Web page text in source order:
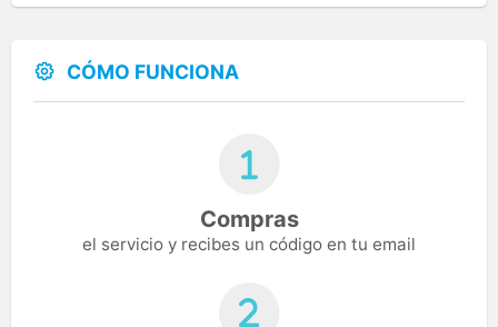
CÓMO FUNCIONA
Compras
el servicio y recibes un código en tu email